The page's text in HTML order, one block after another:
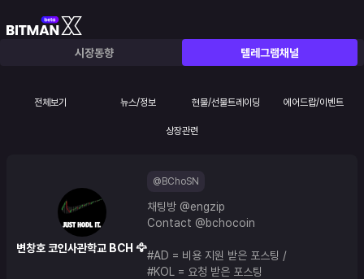
시장동향 텔레그램채널
전체보기 뉴스/정보 현물/선물트레이딩 에어드랍/이벤트
상장관련
변창호 코인사관학교 BCH 🦅
@BChoSN
채팅방 @engzip
Contact @bchocoin
#AD = 비용 지원 받은 포스팅 /
#KOL
= 요청 받은 포스팅